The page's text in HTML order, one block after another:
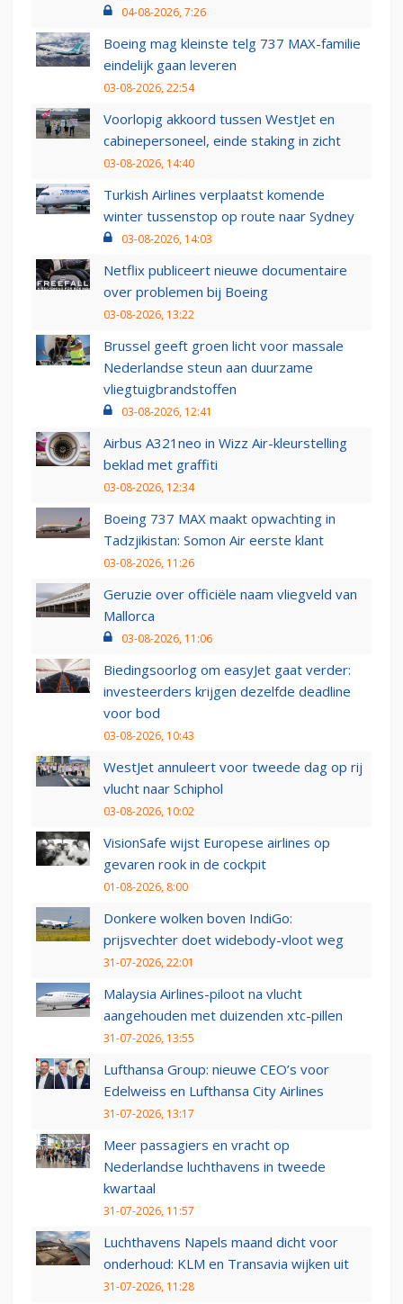
04-08-2026, 7:26
Boeing mag kleinste telg 737 MAX-familie
eindelijk gaan leveren
03-08-2026, 22:54
Voorlopig akkoord tussen WestJet en
cabinepersoneel, einde staking in zicht
03-08-2026, 14:40
Turkish Airlines verplaatst komende
winter tussenstop op route naar Sydney
03-08-2026, 14:03
Netflix publiceert nieuwe documentaire
over problemen bij Boeing
03-08-2026, 13:22
Brussel geeft groen licht voor massale
Nederlandse steun aan duurzame
vliegtuigbrandstoffen
03-08-2026, 12:41
Airbus A321neo in Wizz Air-kleurstelling
beklad met graffiti
03-08-2026, 12:34
Boeing 737 MAX maakt opwachting in
Tadzjikistan: Somon Air eerste klant
03-08-2026, 11:26
Geruzie over officiële naam vliegveld van
Mallorca
03-08-2026, 11:06
Biedingsoorlog om easyJet gaat verder:
investeerders krijgen dezelfde deadline
voor bod
03-08-2026, 10:43
WestJet annuleert voor tweede dag op rij
vlucht naar Schiphol
03-08-2026, 10:02
VisionSafe wijst Europese airlines op
gevaren rook in de cockpit
01-08-2026, 8:00
Donkere wolken boven IndiGo:
prijsvechter doet widebody-vloot weg
31-07-2026, 22:01
Malaysia Airlines-piloot na vlucht
aangehouden met duizenden xtc-pillen
31-07-2026, 13:55
Lufthansa Group: nieuwe CEO’s voor
Edelweiss en Lufthansa City Airlines
31-07-2026, 13:17
Meer passagiers en vracht op
Nederlandse luchthavens in tweede
kwartaal
31-07-2026, 11:57
Luchthavens Napels maand dicht voor
onderhoud: KLM en Transavia wijken uit
31-07-2026, 11:28